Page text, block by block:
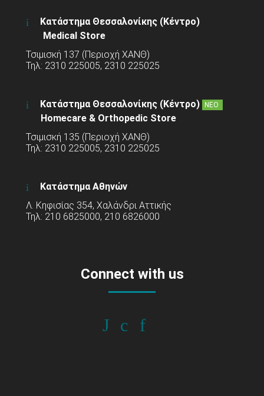
Κατάστημα Θεσσαλονίκης (Κέντρο)
Medical Store
Τσιμισκή 137 (Περιοχή ΧΑΝΘ)
Τηλ: 2310 225005, 2310 225025
Κατάστημα Θεσσαλονίκης (Κέντρο) ΝΕΟ
Homecare & Orthopedic Store
Τσιμισκή 135 (Περιοχή ΧΑΝΘ)
Τηλ: 2310 225005, 2310 225025
Κατάστημα Αθηνών
Λ. Κηφισίας 354, Χαλάνδρι Αττικής
Τηλ: 210 6825000, 210 6826000
Connect with us